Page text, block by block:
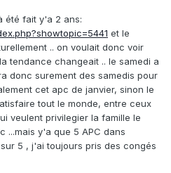
été fait y'a 2 ans:
et le
.. on voulait donc voir
tendance changeait .. le samedi a
donc surement des samedis pour
cet apc de janvier, sinon le
tout le monde, entre ceux
veulent privilegier la famille le
...mais y'a que 5 APC dans
5 , j'ai toujours pris des congés